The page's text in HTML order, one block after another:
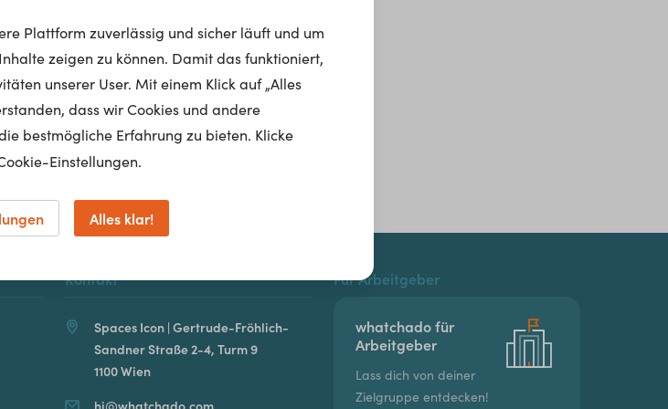
Homepage
Kontakt
Spaces Icon | Gertrude-Fröhlich-
Sandner Straße 2-4, Turm 9
1100 Wien
hi@whatchado.com
Für Arbeitgeber
whatchado für
Arbeitgeber
Lass dich von deiner
Zielgruppe entdecken!
Plattform zuverlässig und sicher läuft und um
zeigen zu können. Damit das funktioniert,
unserer User. Mit einem Klick auf „Alles
dass wir Cookies und andere
bestmögliche Erfahrung zu bieten. Klicke
Einstellungen.
Alles klar!